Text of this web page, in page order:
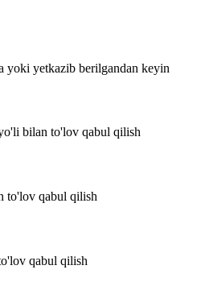
yoki yetkazib berilgandan keyin
bilan to'lov qabul qilish
to'lov qabul qilish
qabul qilish